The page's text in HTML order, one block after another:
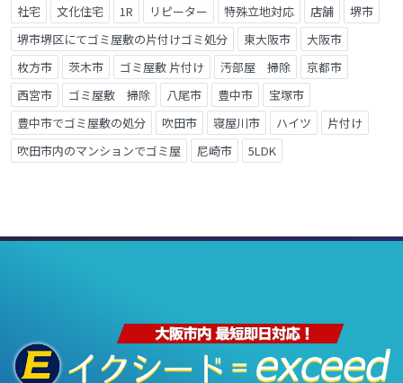
社宅
文化住宅 1R リピーター 特殊立地対応 店舗
堺市
堺市堺区にてゴミ屋敷の片付けゴミ処分
東大阪市
大阪市
枚方市
茨木市 ゴミ屋敷 片付け 汚部屋 掃除
京都市
西宮市
ゴミ屋敷 掃除 八尾市 豊中市
宝塚市
豊中市でゴミ屋敷の処分
吹田市 寝屋川市 ハイツ
片付け
吹田市内のマンションでゴミ屋
尼崎市 5LDK